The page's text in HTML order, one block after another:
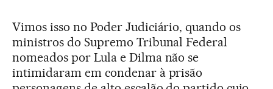
Vimos isso no Poder Judiciário, quando os
ministros do Supremo Tribunal Federal
nomeados por Lula e Dilma não se
intimidaram em condenar à prisão